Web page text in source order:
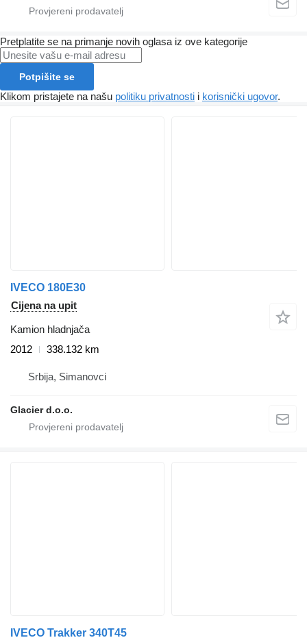
Pretplatite se na primanje novih oglasa iz ove kategorije
Potpišite se
Klikom pristajete na našu politiku privatnosti i korisnički ugovor.
IVECO 180E30
Cijena na upit
Kamion hladnjača
2012
338.132 km
Srbija, Simanovci
Glacier d.o.o.
IVECO Trakker 340T45